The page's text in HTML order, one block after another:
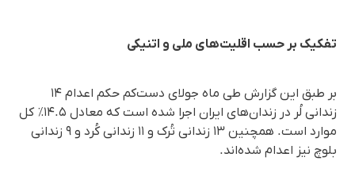
تفکیک بر حسب اقلیت‌های ملی و اتنیکی
بر طبق این گزارش طی ماه جولای دست‌کم حکم اعدام ۱۴
زندانی لُر در زندان‌های ایران اجرا شده است که معادل ۱۴.۵٪ کل
موارد است. همچنین ۱۳ زندانی تُرک و ۱۱ زندانی کُرد و ۹ زندانی
بلوچ نیز اعدام شده‌اند.